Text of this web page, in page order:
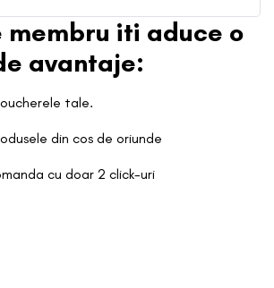
membru iti aduce o
avantaje:
tale.
din cos de oriunde
cu doar 2 click-uri